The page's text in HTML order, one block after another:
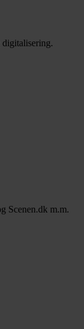
digitalisering.
Scenen.dk m.m.